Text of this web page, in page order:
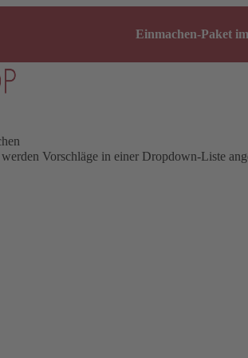
Einmachen-Paket
Vorschläge in einer Dropdown-Liste